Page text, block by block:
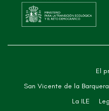
El
San Vicente de la
La ILE